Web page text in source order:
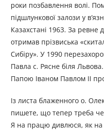
роки позбавлення волі.
підшлункової залози у
Казахстані 1963. За ревне
отримав прізвиська
Сибіру». У 1990
Павла с. Рясне біля
Папою Іваном Павлом ІІ
Із листа блаженного о.
пишете, що тепер треба
Я на працю дивлюся, як на